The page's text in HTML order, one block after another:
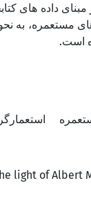
مبنای داده های
مستعمره، به
است.
استعمارگر
light of Albert